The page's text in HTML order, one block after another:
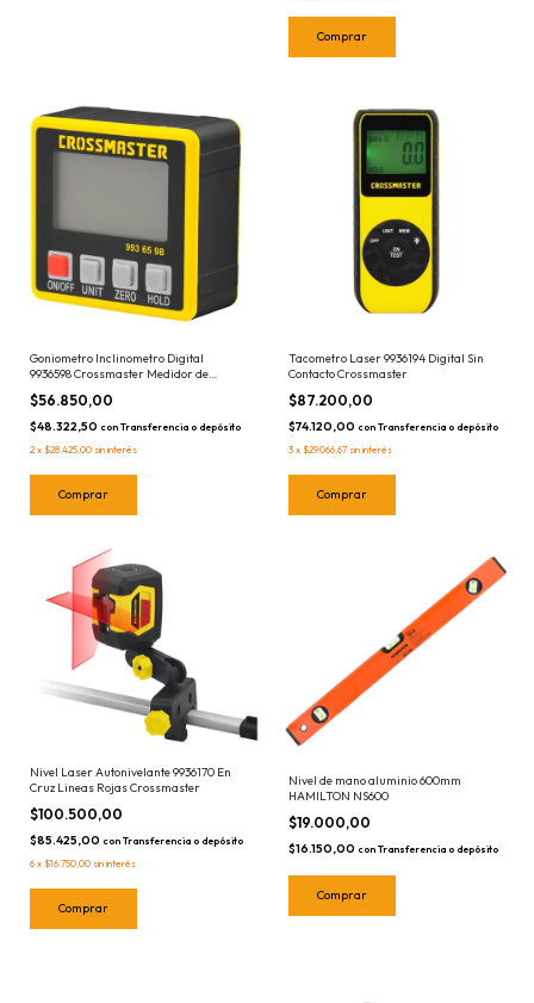
Goniometro Inclinometro Digital
9936598 Crossmaster Medidor de
Angulos
$56.850,00
$48.322,50 con Transferencia o depósito
2 x $28.425,00 sin interés
Tacometro Laser 9936194 Digital Sin
Contacto Crossmaster
$87.200,00
$74.120,00 con Transferencia o depósito
3 x $29.066,67 sin interés
Nivel Laser Autonivelante 9936170 En
Cruz Lineas Rojas Crossmaster
$100.500,00
$85.425,00 con Transferencia o depósito
6 x $16.750,00 sin interés
Nivel de mano aluminio 600mm
HAMILTON NS600
$19.000,00
$16.150,00 con Transferencia o depósito